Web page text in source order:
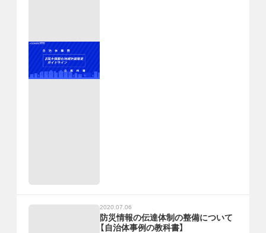
2020.07.06
防災情報の伝達体制の整備について
【自治体事例の教科書】